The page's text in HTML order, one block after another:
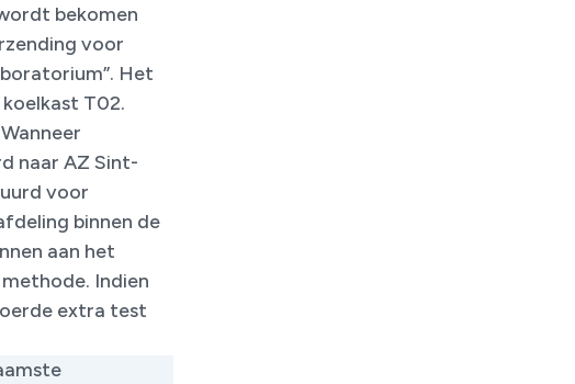
bekomen
voor
Het
T02.
naar AZ Sint-
voor
binnen de
aan het
Indien
extra test